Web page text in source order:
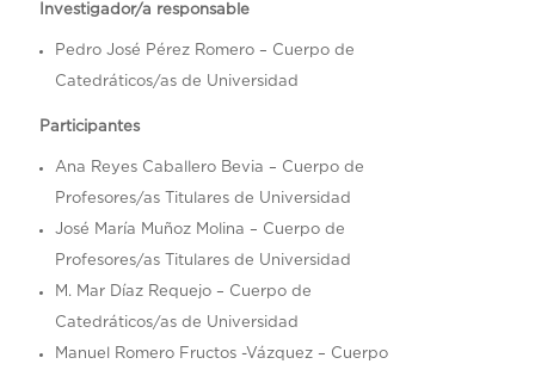
Investigador/a responsable
Pedro José Pérez Romero – Cuerpo de
Catedráticos/as de Universidad
Participantes
Ana Reyes Caballero Bevia – Cuerpo de
Profesores/as Titulares de Universidad
José María Muñoz Molina – Cuerpo de
Profesores/as Titulares de Universidad
M. Mar Díaz Requejo – Cuerpo de
Catedráticos/as de Universidad
Manuel Romero Fructos -Vázquez – Cuerpo